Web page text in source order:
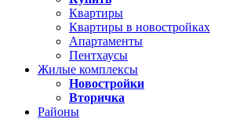
Квартиры
Квартиры в новостройках
Апартаменты
Пентхаусы
Жилые комплексы
Новостройки
Вторичка
Районы